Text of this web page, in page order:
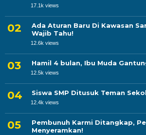
17.1k views
Ada Aturan Baru Di Kawasan
Wajib Tahu!
12.6k views
Hamil 4 bulan, Ibu Muda
12.5k views
Siswa SMP Ditusuk Teman
12.4k views
Pembunuh Karmi Ditangkap,
Menyeramkan!